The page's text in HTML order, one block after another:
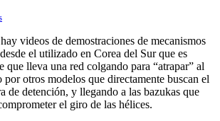
videos de demostraciones de mecanismos
el utilizado en Corea del Sur que es
que lleva una red colgando para “atrapar” al
por otros modelos que directamente buscan el
de detención, y llegando a las bazukas que
el giro de las hélices.